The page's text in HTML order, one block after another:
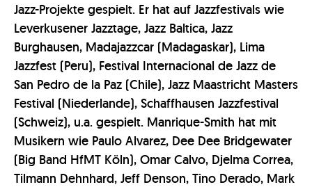
Jazz-Projekte gespielt. Er hat auf Jazzfestivals wie
Leverkusener Jazztage, Jazz Baltica, Jazz
Burghausen, Madajazzcar (Madagaskar), Lima
Jazzfest (Peru), Festival Internacional de Jazz de
San Pedro de la Paz (Chile), Jazz Maastricht Masters
Festival (Niederlande), Schaffhausen Jazzfestival
(Schweiz), u.a. gespielt. Manrique-Smith hat mit
Musikern wie Paulo Alvarez, Dee Dee Bridgewater
(Big Band HfMT Köln), Omar Calvo, Djelma Correa,
Tilmann Dehnhard, Jeff Denson, Tino Derado, Mark